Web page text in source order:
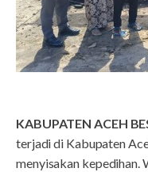
KABUPATEN ACEH
terjadi di Kabupaten
menyisakan kepedihan.